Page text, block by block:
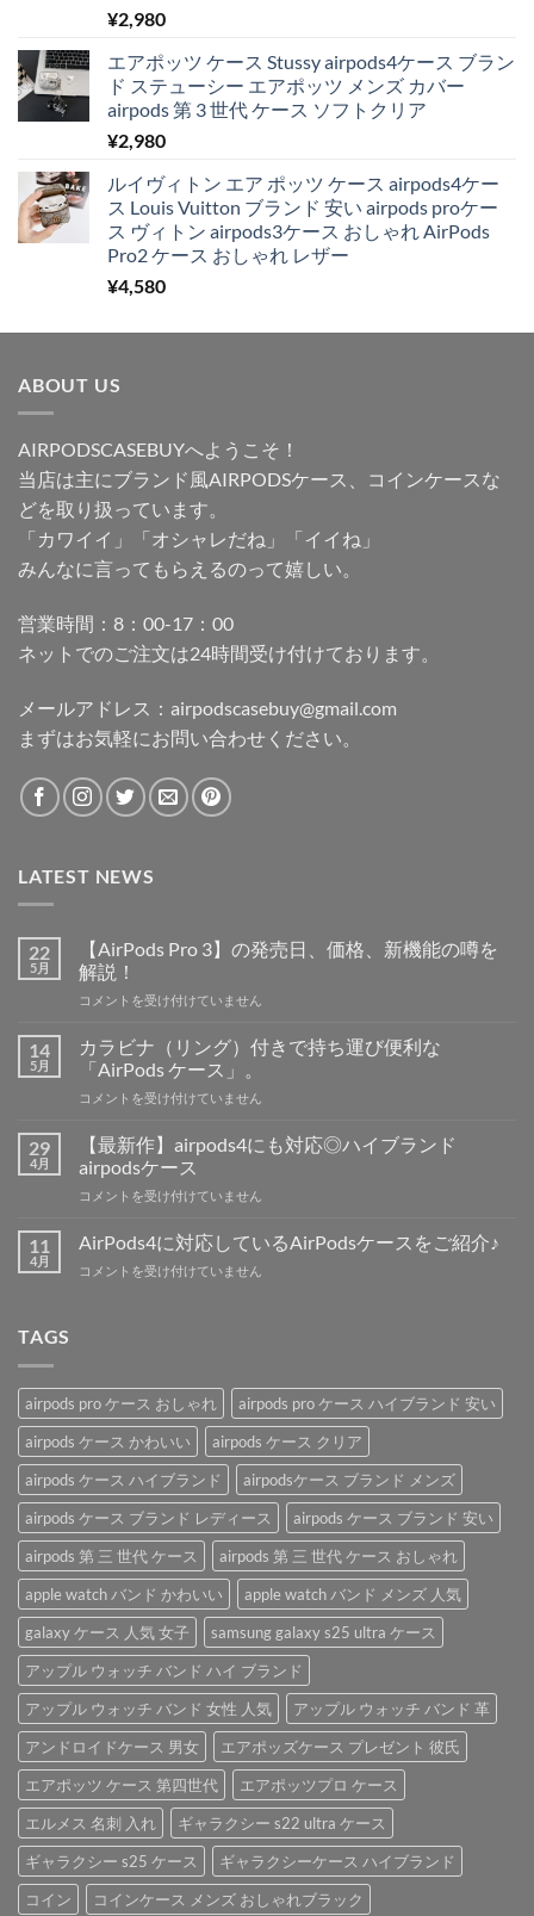
¥2,980
エアポッツ ケース Stussy airpods4ケース ブラン
ド ステューシー エアポッツ メンズ カバー
airpods 第 3 世代 ケース ソフトクリア
¥2,980
ルイヴィトン エア ポッツ ケース airpods4ケー
ス Louis Vuitton ブランド 安い airpods proケー
ス ヴィトン airpods3ケース おしゃれ AirPods
Pro2 ケース おしゃれ レザー
¥4,580
ABOUT US
AIRPODSCASEBUYへようこそ！
当店は主にブランド風AIRPODSケース、コインケースな
どを取り扱っています。
「カワイイ」「オシャレだね」「イイね」
みんなに言ってもらえるのって嬉しい。
営業時間：8：00-17：00
ネットでのご注文は24時間受け付けております。
メールアドレス： airpodscasebuy@gmail.com
まずはお気軽にお問い合わせください。
LATEST NEWS
22
5月
【AirPods Pro 3】の発売日、価格、新機能の噂を
解説！
【AirPods
3】
の
売
格、
機
の
コメントを受け付けていません
14
5月
カラビナ（リング）付きで持ち運び便利な
「AirPods ケース」。
カ
（リ
ン
付
で
利
な
「AirPods
ケ
ー
ス」。
は
コメントを受け付けていません
29
4月
【最新作】airpods4にも対応◎ハイブランド
airpodsケース
【最
作】
に
ブ
ラ
ン
ド
airpods
ケ
ー
ス
は
コメントを受け付けていません
11
4月
AirPods4に対応しているAirPodsケースをご紹介♪
AirPods4
い
る
AirPods
ケ
ー
ス
を
ご
紹
介
♪
は
コメントを受け付けていません
TAGS
airpods pro ケース おしゃれ
airpods pro ケース ハイブランド 安い
airpods ケース かわいい
airpods ケース クリア
airpods ケース ハイブランド
airpodsケース ブランド メンズ
airpods ケース ブランド レディース
airpods ケース ブランド 安い
airpods 第 三 世代 ケース
airpods 第 三 世代 ケース おしゃれ
apple watch バンド かわいい
apple watch バンド メンズ 人気
galaxy ケース 人気 女子
samsung galaxy s25 ultra ケース
アップル ウォッチ バンド ハイ ブランド
アップル ウォッチ バンド 女性 人気
アップル ウォッチ バンド 革
アンドロイドケース 男女
エアポッズケース プレゼント 彼氏
エアポッツ ケース 第四世代
エアポッツプロ ケース
エルメス 名刺 入れ
ギャラクシー s22 ultra ケース
ギャラクシー s25 ケース
ギャラクシーケース ハイブランド
コイン
コインケース メンズ おしゃれブラック